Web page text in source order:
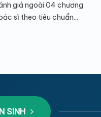
giá ngoài 04 chương
sĩ theo tiêu chuẩn...
SINH